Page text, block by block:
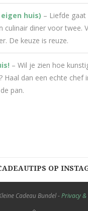
huis) – Liefde
culinair diner voor twee.
De keuze is reuze.
– Wil je zien hoe
Haal dan een echte chef
pan.
OP
Cadeau Bundel - Privacy &